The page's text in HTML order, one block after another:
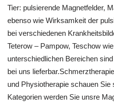
Tier: pulsierende Magnetfelder,
ebenso wie Wirksamkeit der
bei verschiedenen
Teterow – Pampow, Teschow
unterschiedlichen Bereichen
bei uns
und Physiotherapie schauen
Kategorien werden Sie unsre